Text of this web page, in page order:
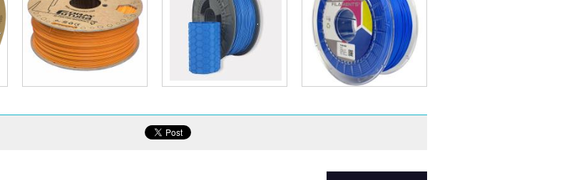
EASYFIL 1.75MM
Speed 1.75MM BLEU
ECLAT 1KG
1.75mm Bleu 1kg